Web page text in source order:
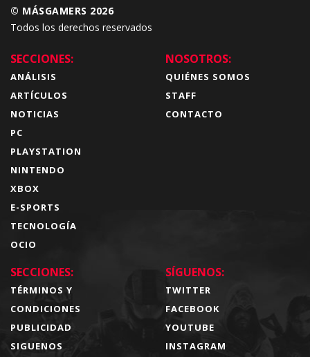
© MÁSGAMERS 2026
Todos los derechos reservados
SECCIONES:
ANÁLISIS
ARTÍCULOS
NOTICIAS
PC
PLAYSTATION
NINTENDO
XBOX
E-SPORTS
TECNOLOGÍA
OCIO
NOSOTROS:
QUIÉNES SOMOS
STAFF
CONTACTO
SECCIONES:
TÉRMINOS Y
CONDICIONES
PUBLICIDAD
SIGUENOS
SÍGUENOS:
TWITTER
FACEBOOK
YOUTUBE
INSTAGRAM